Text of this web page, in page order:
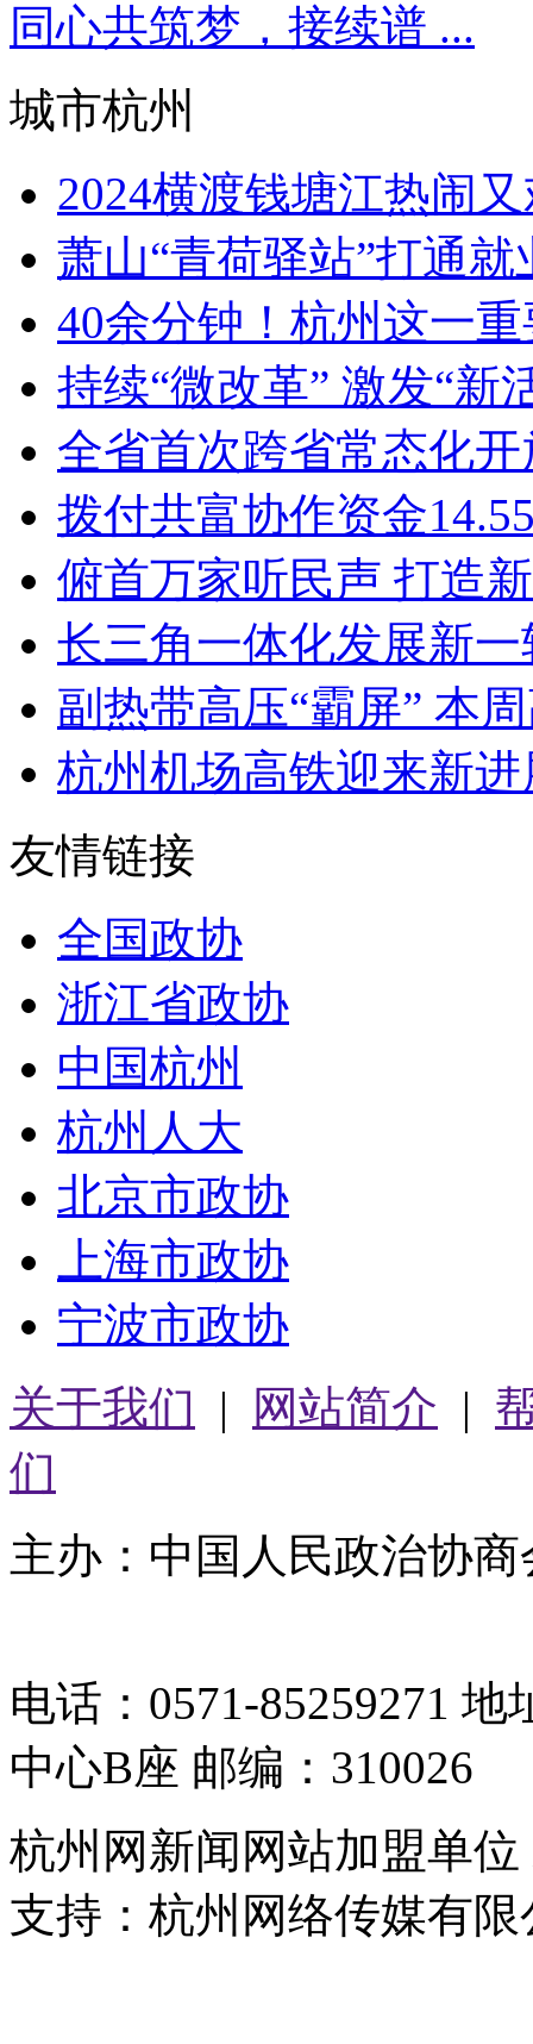
同心共筑梦，接续谱 ...
城市杭州
2024横渡钱塘江热闹
萧山“青荷驿站”打通
40余分钟！杭州这一
持续“微改革” 激发“新
全省首次跨省常态化
拨付共富协作资金
俯首万家听民声 打造
长三角一体化发展新
副热带高压“霸屏” 本
杭州机场高铁迎来新
友情链接
全国政协
浙江省政协
中国杭州
杭州人大
北京市政协
上海市政协
宁波市政协
关于我们 | 网站简介 |
们
主办：中国人民政治协
电话：0571-85259271
中心B座 邮编：310026
杭州网新闻网站加盟单
支持：杭州网络传媒有限